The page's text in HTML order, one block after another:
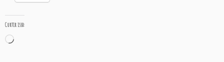
Curtir isso:
Carregando...